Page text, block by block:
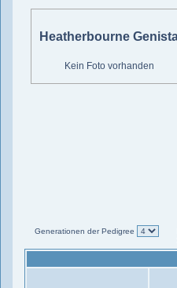
Heatherbourne
Kein Foto vorhanden
Generationen der Pedigree